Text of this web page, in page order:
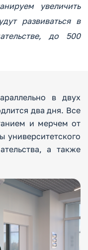
увеличить
развиваться в
до 500
в двух
два дня. Все
и мерчем от
университетского
а также